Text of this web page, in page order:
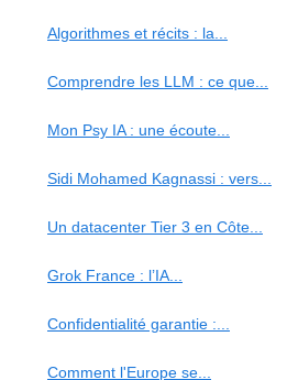
Algorithmes et récits : la...
Comprendre les LLM : ce que...
Mon Psy IA : une écoute...
Sidi Mohamed Kagnassi : vers...
Un datacenter Tier 3 en Côte...
Grok France : l’IA...
Confidentialité garantie :...
Comment l'Europe se...